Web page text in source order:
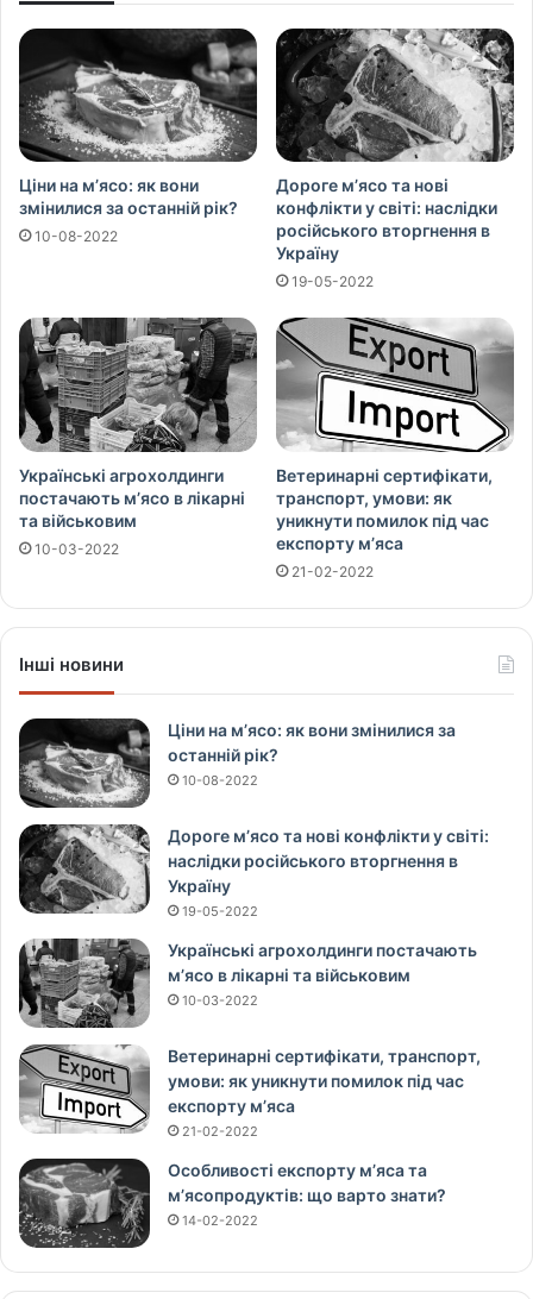
Ціни на м’ясо: як вони
змінилися за останній рік?
10-08-2022
Дороге м’ясо та нові
конфлікти у світі: наслідки
російського вторгнення в
Україну
19-05-2022
Українські агрохолдинги
постачають м’ясо в лікарні
та військовим
10-03-2022
Ветеринарні сертифікати,
транспорт, умови: як
уникнути помилок під час
експорту м’яса
21-02-2022
Інші новини
Ціни на м’ясо: як вони змінилися за
останній рік?
10-08-2022
Дороге м’ясо та нові конфлікти у світі:
наслідки російського вторгнення в
Україну
19-05-2022
Українські агрохолдинги постачають
м’ясо в лікарні та військовим
10-03-2022
Ветеринарні сертифікати, транспорт,
умови: як уникнути помилок під час
експорту м’яса
21-02-2022
Особливості експорту м’яса та
м’ясопродуктів: що варто знати?
14-02-2022